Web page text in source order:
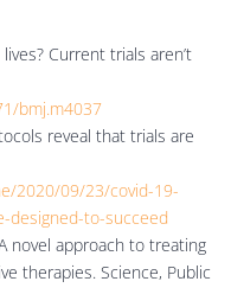
Current trials aren’t
bmj.m4037
reveal that trials are
2020/09/23/covid-19-
designed-to-succeed
novel approach to treating
therapies. Science, Public